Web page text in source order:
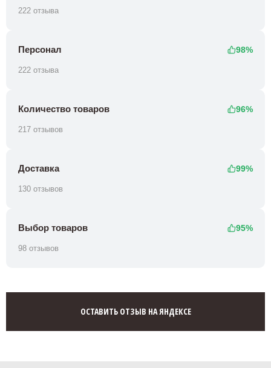
222 отзыва
Персонал 98%
222 отзыва
Количество товаров 96%
217 отзывов
Доставка 99%
130 отзывов
Выбор товаров 95%
98 отзывов
ОСТАВИТЬ ОТЗЫВ НА ЯНДЕКСЕ